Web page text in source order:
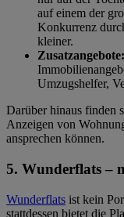
auf einem der
Konkurrenz
kleiner.
Zusatzangebote:
Umzugshelfer,
Darüber hinaus finden
Anzeigen von
ansprechen können.
5. Wunderflats –
Wunderflats ist kein
stattdessen bietet die